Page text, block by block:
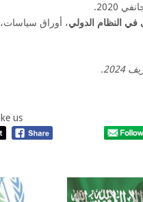
2020.
في النظام الدولي، أوراق
.
us: